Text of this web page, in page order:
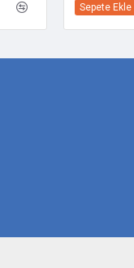
Sepete Ekle